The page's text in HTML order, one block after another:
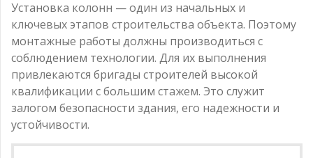
Установка колонн — один из начальных и
ключевых этапов строительства объекта. Поэтому
монтажные работы должны производиться с
соблюдением технологии. Для их выполнения
привлекаются бригады строителей высокой
квалификации с большим стажем. Это служит
залогом безопасности здания, его надежности и
устойчивости.